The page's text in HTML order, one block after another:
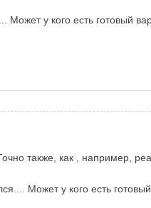
у кого есть готовый
также, как , например,
Может у кого есть